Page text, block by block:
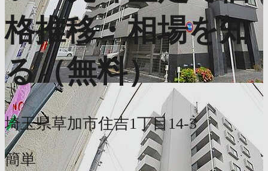
格推移・相場を知
る（無料）
埼玉県草加市住吉1丁目14-3
簡単